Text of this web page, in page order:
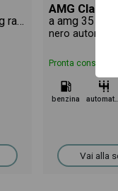
AMG Classe A
nero
Pronta consegna
benzina automatico
Vai alla